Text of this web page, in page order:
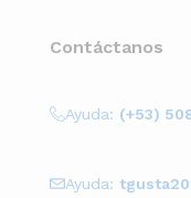
Contáctanos
Ayuda: (+53)
Ayuda: